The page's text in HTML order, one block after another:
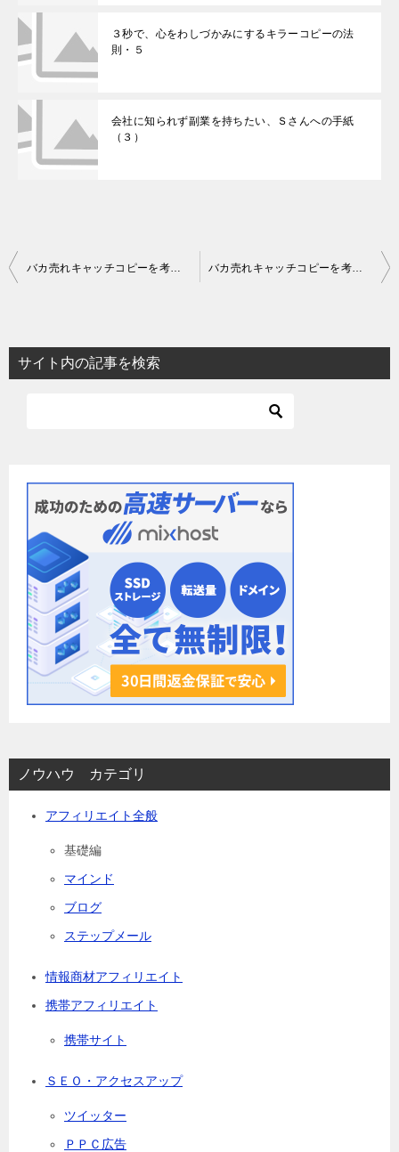
３秒で、心をわしづかみにするキラーコピーの法
則・５
会社に知られず副業を持ちたい、Ｓさんへの手紙
（３）
投
ビ
ゲ
バカ売れキャッチコピーを考える（３２） バカ売れキャッチコピーを考える（３４）
サイト内の記事を検索
ノウハウ カテゴリ
アフィリエイト全般
基礎編
マインド
ブログ
ステップメール
情報商材アフィリエイト
携帯アフィリエイト
携帯サイト
ＳＥＯ・アクセスアップ
ツイッター
ＰＰＣ広告